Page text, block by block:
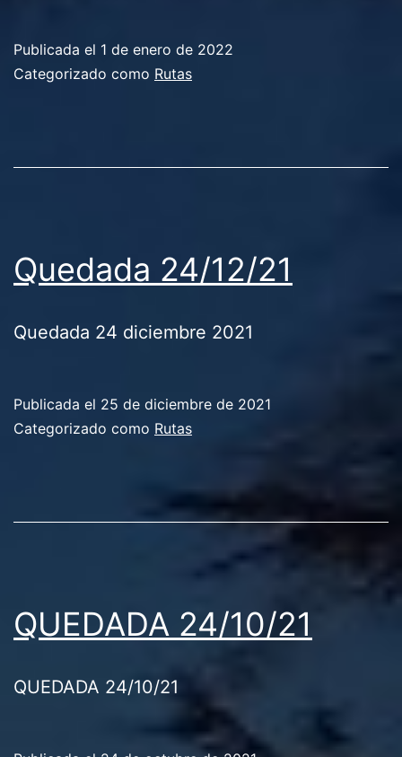
Publicada el 1 de enero de 2022
Categorizado como Rutas
Quedada 24/12/21
Quedada 24 diciembre 2021
Publicada el 25 de diciembre de 2021
Categorizado como Rutas
QUEDADA 24/10/21
QUEDADA 24/10/21